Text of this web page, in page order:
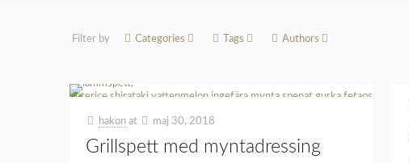
Filter by Categories Tags Authors
hakon at maj 30, 2018
Grillspett med myntadressing